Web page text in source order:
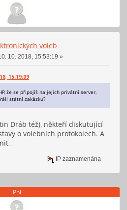
voleb
10. 2018, 15:53:19 »
15:19:09
že se připojíš na jejich privátní server,
státní zakázku?
Dráb též), někteří diskutující
o volebních protokolech. A
IP zaznamenána
Phi